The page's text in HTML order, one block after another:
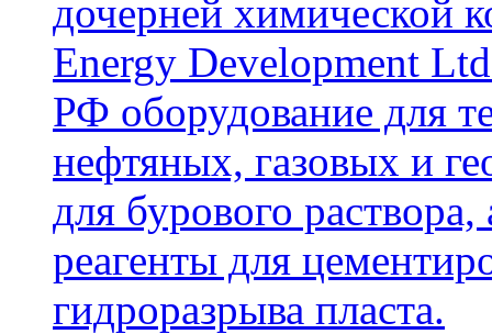
дочерней химической
Energy Development
РФ оборудование для
нефтяных, газовых и
для бурового
реагенты для
гидроразрыва пласта.